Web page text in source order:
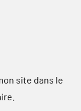
site dans le